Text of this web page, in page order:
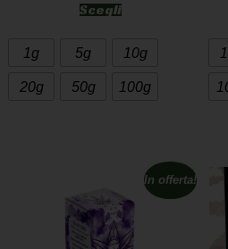
Scegli
1g 5g 10g
20g 50g 100g
In offerta!